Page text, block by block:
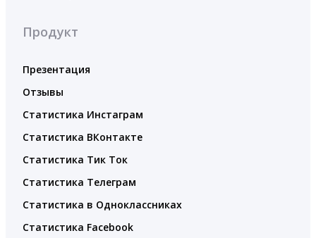
Продукт
Презентация
Отзывы
Статистика Инстаграм
Статистика ВКонтакте
Статистика Тик Ток
Статистика Телеграм
Статистика в Одноклассниках
Статистика Facebook